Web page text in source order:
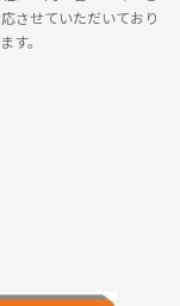
させていただいており
す。